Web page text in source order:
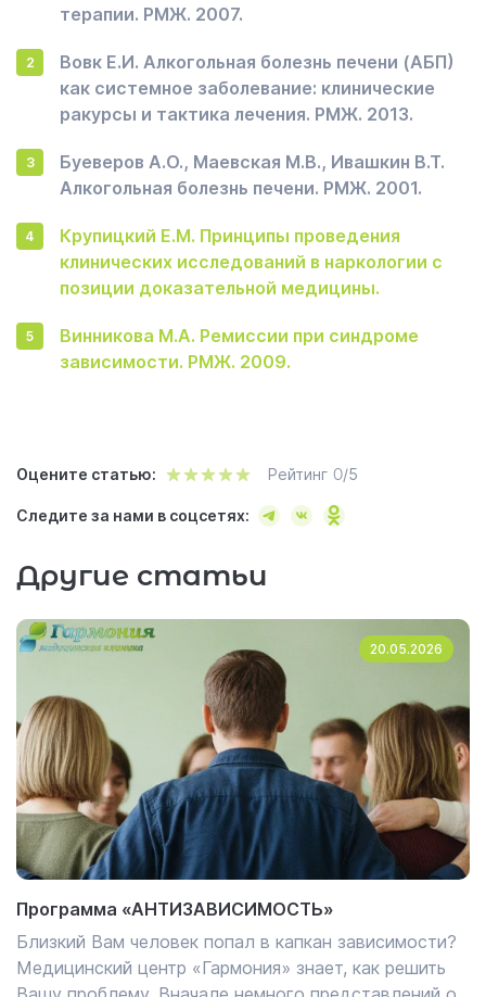
терапии. РМЖ. 2007.
Вовк Е.И. Алкогольная болезнь печени (АБП)
как системное заболевание: клинические
ракурсы и тактика лечения. РМЖ. 2013.
Буеверов А.О., Маевская М.В., Ивашкин В.Т.
Алкогольная болезнь печени. РМЖ. 2001.
Крупицкий Е.М. Принципы проведения
клинических исследований в наркологии с
позиции доказательной медицины.
Винникова М.А. Ремиссии при синдроме
зависимости. РМЖ. 2009.
Оцените статью: Рейтинг 0/5
Следите за нами в соцсетях:
Другие статьи
20.05.2026
Программа «АНТИЗАВИСИМОСТЬ»
Близкий Вам человек попал в капкан зависимости?
Медицинский центр «Гармония» знает, как решить